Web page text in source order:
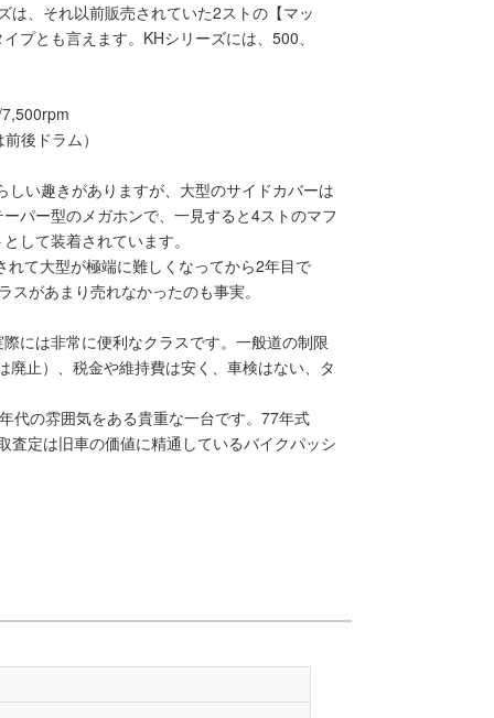
は、それ以前販売されていた2ストの【マッ
プとも言えます。KHシリーズには、500、
後ドラム）
い趣きがありますが、大型のサイドカバーは
パー型のメガホンで、一見すると4ストのマフ
して装着されています。
て大型が極端に難しくなってから2年目で
があまり売れなかったのも事実。
には非常に便利なクラスです。一般道の制限
止）、税金や維持費は安く、車検はない、タ
代の雰囲気をある貴重な一台です。77年式
査定は旧車の価値に精通しているバイクパッシ